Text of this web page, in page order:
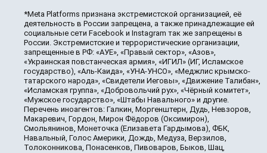
*Meta Platforms признана экстремистской организацией, её
деятельность в России запрещена, а также принадлежащие ей
социальные сети Facebook и Instagram так же запрещены в
России. Экстремистские и террористические организации,
запрещенные в РФ: «АУЕ», «Правый сектор», «Азов»,
«Украинская повстанческая армия», «ИГИЛ» (ИГ, Исламское
государство), «Аль-Каида», «УНА-УНСО», «Меджлис крымско-
татарского народа», «Свидетели Иеговы», «Движение Талибан»,
«Исламская группа», «Добровольчий рух», «Чёрный комитет»,
«Мужское государство», «Штабы Навального» и другие.
Перечень иноагентов: Галкин, Моргенштерн, Дудь, Невзоров,
Макаревич, Гордон, Мирон Фёдоров (Оксимирон),
Смольянинов, Монеточка (Елизавета Гардымова), ФБК,
Навальный, Голос Америки, Дождь, Медуза, Верзилов,
Толоконникова, Понасенков, Пивоваров, Быков, Шац,